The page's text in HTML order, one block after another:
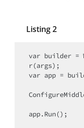
Listing 2
var builder =
r(args);
var app =
app.Run();